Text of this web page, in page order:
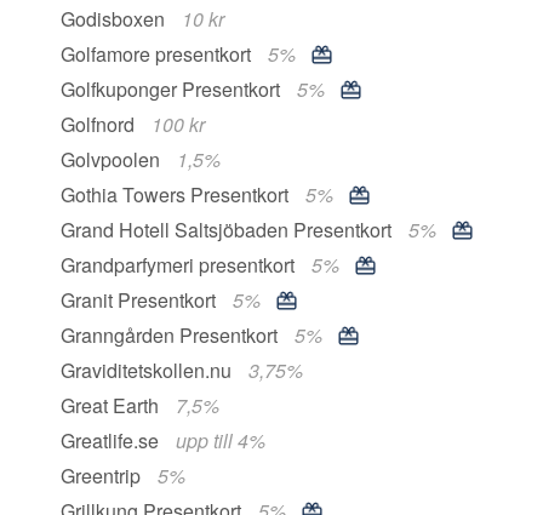
Godisboxen
10 kr
Golfamore presentkort
5%
Golfkuponger Presentkort
5%
Golfnord
100 kr
Golvpoolen
1,5%
Gothia Towers Presentkort
5%
Grand Hotell Saltsjöbaden Presentkort
5%
Grandparfymeri presentkort
5%
Granit Presentkort
5%
Granngården Presentkort
5%
Graviditetskollen.nu
3,75%
Great Earth
7,5%
Greatlife.se
upp till 4%
Greentrip
5%